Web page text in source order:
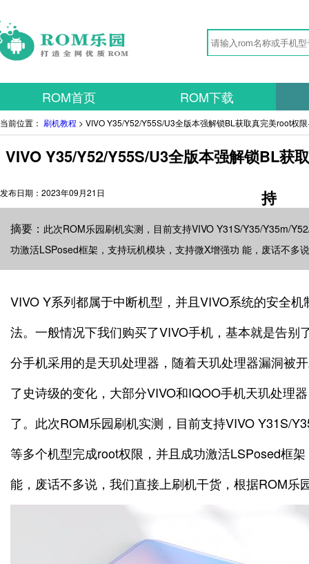
ROM首页 ROM下载
当前位置： 刷机教程 > VIVO Y35/Y52/Y55S/U3全版本强解锁BL获取真完美root权
VIVO Y35/Y52/Y55S/U3全版本强解锁BL获
持
发布日期： 2023年09月21日
摘要： 此次ROM乐园刷机实测，目前支持VIVO Y31S/Y35/Y35m/
功激活LSPosed框架，支持玩机模块，支持微X增强功 能，废话不多
VIVO Y系列都属于中断机型，并且VIVO系统的安全
法。一般情况下我们购买了VIVO手机，基本就是告别
分手机采用的是天玑处理器，随着天玑处理器漏洞被
了史诗级的变化，大部分VIVO和IQOO手机天玑处理
了。此次ROM乐园刷机实测，目前支持VIVO Y31S/
等多个机型完成root权限，并且成功激活LSPosed框
能，废话不多说，我们直接上刷机干货，根据ROM乐